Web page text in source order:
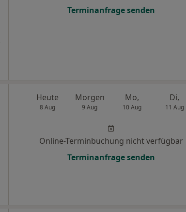
Terminanfrage senden
Heute
8 Aug
Morgen
9 Aug
Mo,
10 Aug
Di,
11 Aug
Online-Terminbuchung nicht verfügbar
Terminanfrage senden